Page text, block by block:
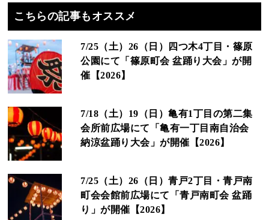
こちらの記事もオススメ
7/25（土）26（日）四つ木4丁目・篠原
公園にて「篠原町会 盆踊り大会」が開
催【2026】
7/18（土）19（日）亀有1丁目の第二集
会所前広場にて「亀有一丁目南自治会
納涼盆踊り大会」が開催【2026】
7/25（土）26（日）青戸2丁目・青戸南
町会会館前広場にて「青戸南町会 盆踊
り」が開催【2026】